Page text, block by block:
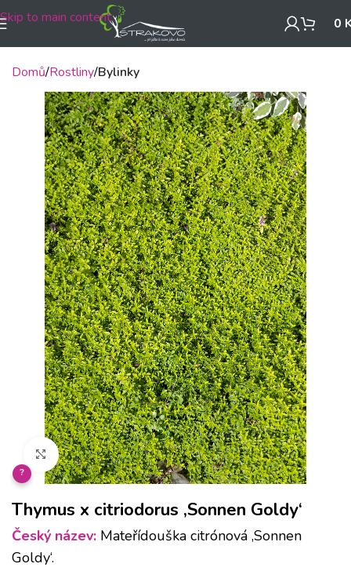
Skip to main content 0
Domů Rostliny Bylinky
Klikněte pro zvětšení
?
Thymus x citriodorus ‚Sonnen Goldy‘
Český název: Mateřídouška citrónová ‚Sonnen
Goldy‘.